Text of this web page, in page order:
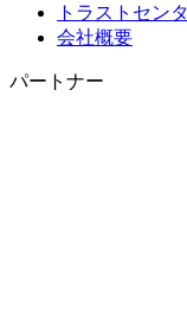
トラストセン
会社概要
パートナー